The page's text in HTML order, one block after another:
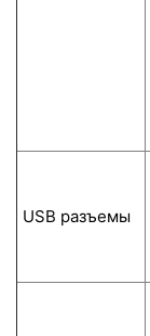
USB разъемы